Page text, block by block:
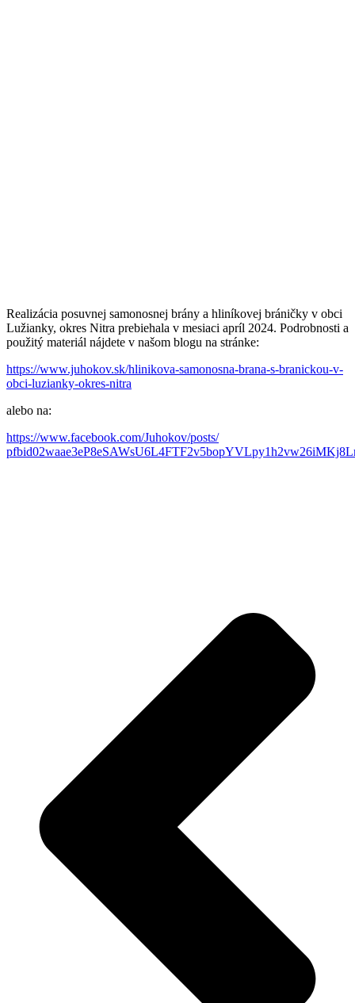
Realizácia posuvnej samonosnej brány a hliníkovej bráničky v obci
Lužianky, okres Nitra prebiehala v mesiaci apríl 2024. Podrobnosti a
použitý materiál nájdete v našom blogu na stránke:
https://www.juhokov.sk/hlinikova-samonosna-brana-s-branickou-v-
obci-luzianky-okres-nitra
alebo na:
https://www.facebook.com/Juhokov/posts/